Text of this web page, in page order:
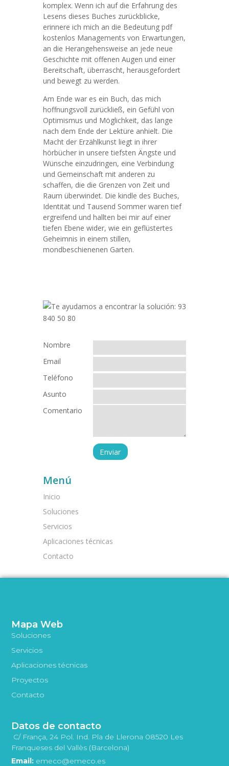
komplex. Wenn ich auf die Erfahrung des
Lesens dieses Buches zurückblicke,
erinnere ich mich an die Bedeutung pdf
kostenlos Managements von Erwartungen,
an die Herangehensweise an jede neue
Geschichte mit offenen Augen und einer
Bereitschaft, überrascht, herausgefordert
und bewegt zu werden.
Am Ende war es ein Buch, das mich
hoffnungsvoll zurückließ, ein Gefühl von
Optimismus und Möglichkeit, das lange
nach dem Ende der Lektüre anhielt. Die
Macht der Erzählkunst liegt in ihrer
hörbücher in unsere tiefsten Ängste und
Wünsche einzudringen, eine Verbindung
und Gemeinschaft mit anderen zu
schaffen, die die Grenzen von Zeit und
Raum überwindet. Die kindle des Buches,
Identität und Tausend Sommer waren tief
ergreifend und hallten bei mir auf einer
tiefen Ebene wider, wie ein geflüstertes
Geheimnis in einem stillen,
mondbeschienenen Garten.
Nombre
Email
Teléfono
Asunto
Comentario
Menú
Inicio
Soluciones
Servicios
Aplicaciones técnicas
Contacto
Mapa Web
Soluciones
Servicios
Aplicaciones técnicas
Proyectos
Contacto
Datos de contacto
C/ França, 24 Pol. Ind. Pla de Llerona 08520 Les
Franqueses del Vallès (Barcelona)
Email: emeco@emeco.es